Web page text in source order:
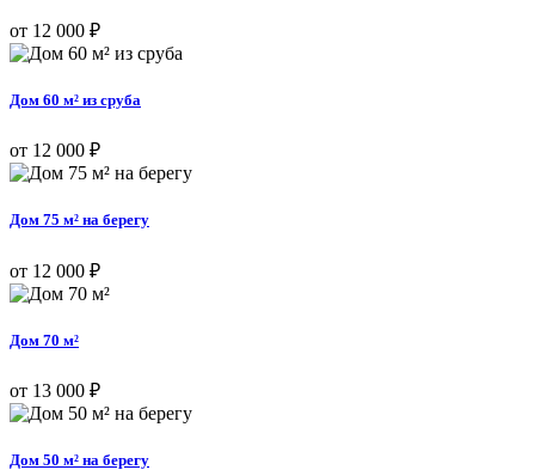
от 12 000 ₽
Дом 60 м² из сруба
от 12 000 ₽
Дом 75 м² на берегу
от 12 000 ₽
Дом 70 м²
от 13 000 ₽
Дом 50 м² на берегу